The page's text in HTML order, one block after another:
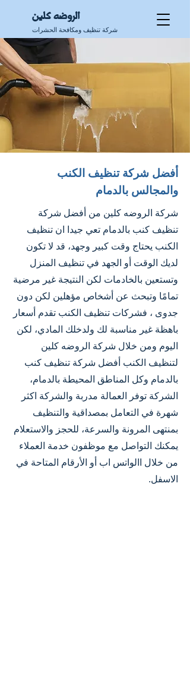
الروضه كلين
شركة تنظيف ومكافحة الحشرات
أفضل شركة تنظيف الكنب
والمجالس بالدمام
شركة الروضه كلين من أفضل شركة
تنظيف كنب بالدمام تعي جيدا ان تنظيف
الكنب يحتاج وقت كبير وجهد، قد لا تكون
لديك الوقت أو الجهد في تنظيف المنزل
وتستعين بالخادمات لكن النتيجة غير مرضية
تمامًا وتبحث عن أشخاص مؤهلين لكن دون
جدوى ، فشركات تنظيف الكنب تقدم أسعار
باهظة غير مناسبة لك ولدخلك المادي، لكن
اليوم ومن خلال شركة الروضه كلين
لتنظيف الكنب أفضل شركة تنظيف كنب
بالدمام وكل المناطق المحيطة بالدمام،
الشركة توفر العمالة مدربة والشركة اكثر
شهرة في التعامل بمصداقية والتنظيف
بمنتهى المرونة والسرعة، للحجز والاستعلام
يمكنك التواصل مع موظفون خدمة العملاء
من خلال االواتس اب أو الأرقام المتاحة في
الاسفل.